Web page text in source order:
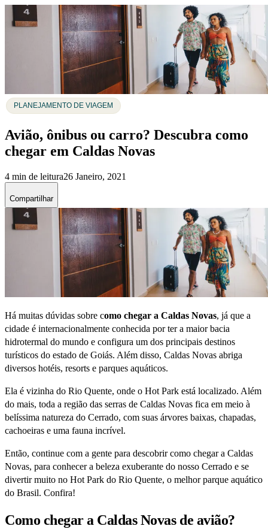
PLANEJAMENTO DE VIAGEM
Avião, ônibus ou carro? Descubra como
chegar em Caldas Novas
4 min de leitura26 Janeiro, 2021
Compartilhar
Há muitas dúvidas sobre como chegar a Caldas Novas, já que a
cidade é internacionalmente conhecida por ter a maior bacia
hidrotermal do mundo e configura um dos principais destinos
turísticos do estado de Goiás. Além disso, Caldas Novas abriga
diversos hotéis, resorts e parques aquáticos.
Ela é vizinha do Rio Quente, onde o Hot Park está localizado. Além
do mais, toda a região das serras de Caldas Novas fica em meio à
belíssima natureza do Cerrado, com suas árvores baixas, chapadas,
cachoeiras e uma fauna incrível.
Então, continue com a gente para descobrir como chegar a Caldas
Novas, para conhecer a beleza exuberante do nosso Cerrado e se
divertir muito no Hot Park do Rio Quente, o melhor parque aquático
do Brasil. Confira!
Como chegar a Caldas Novas de avião?